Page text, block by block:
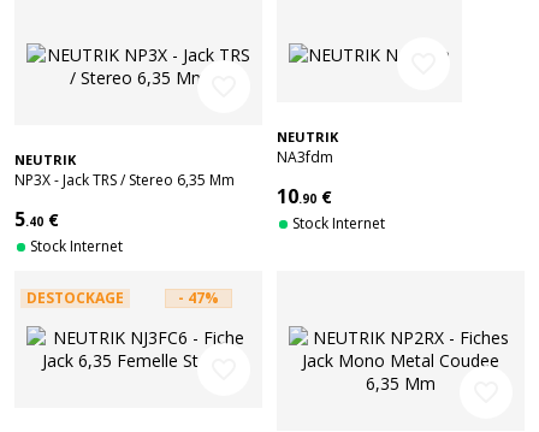
NEUTRIK
NP3X - Jack TRS / Stereo 6,35 Mm
5.40 €
Stock Internet
NEUTRIK
NA3fdm
10.90 €
Stock Internet
DESTOCKAGE - 47%